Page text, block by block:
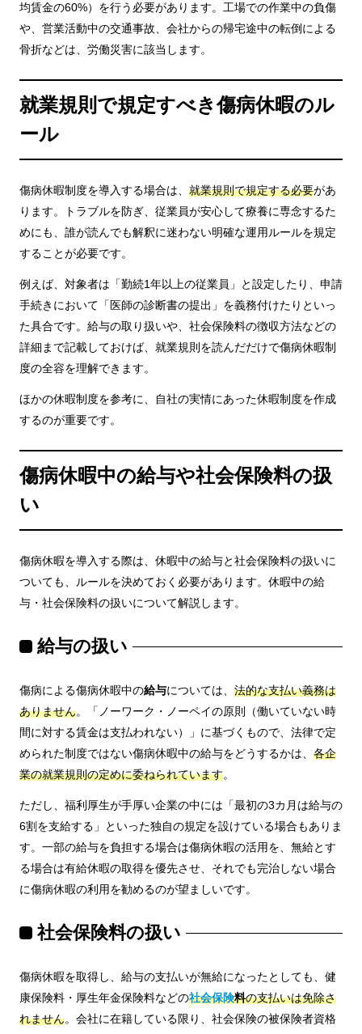
均賃金の60%）を行う必要があります。工場での作業中の負傷
や、営業活動中の交通事故、会社からの帰宅途中の転倒による
骨折などは、労働災害に該当します。
就業規則で規定すべき傷病休暇のル
ール
傷病休暇制度を導入する場合は、 就業規則で規定する必要があ
ります。トラブルを防ぎ、従業員が安心して療養に専念するた
めにも、誰が読んでも解釈に迷わない明確な運用ルールを規定
することが必要です。
例えば、対象者は「勤続1年以上の従業員」と設定したり、申請
手続きにおいて「医師の診断書の提出」を義務付けたりといっ
た具合です。給与の取り扱いや、社会保険料の徴収方法などの
詳細まで記載しておけば、就業規則を読んだだけで傷病休暇制
度の全容を理解できます。
ほかの休暇制度を参考に、自社の実情にあった休暇制度を作成
するのが重要です。
傷病休暇中の給与や社会保険料の扱
い
傷病休暇を導入する際は、休暇中の給与と社会保険料の扱いに
ついても、ルールを決めておく必要があります。休暇中の給
与・社会保険料の扱いについて解説します。
給与の扱い
傷病による傷病休暇中の給与については、 法的な支払い義務は
ありません。「ノーワーク・ノーペイの原則（働いていない時
間に対する賃金は支払われない）」に基づくもので、法律で定
められた制度ではない傷病休暇中の給与をどうするかは、 各企
業の就業規則の定めに委ねられています。
ただし、福利厚生が手厚い企業の中には「最初の3カ月は給与の
6割を支給する」といった独自の規定を設けている場合もありま
す。一部の給与を負担する場合は傷病休暇の活用を、無給とす
る場合は有給休暇の取得を優先させ、それでも完治しない場合
に傷病休暇の利用を勧めるのが望ましいです。
社会保険料の扱い
傷病休暇を取得し、給与の支払いが無給になったとしても、健
康保険料・厚生年金保険料などの社会保険料の支払いは免除さ
れません。会社に在籍している限り、社会保険の被保険者資格